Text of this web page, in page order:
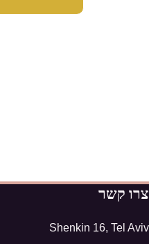
צרו קשר
Shenkin 16, Tel Aviv